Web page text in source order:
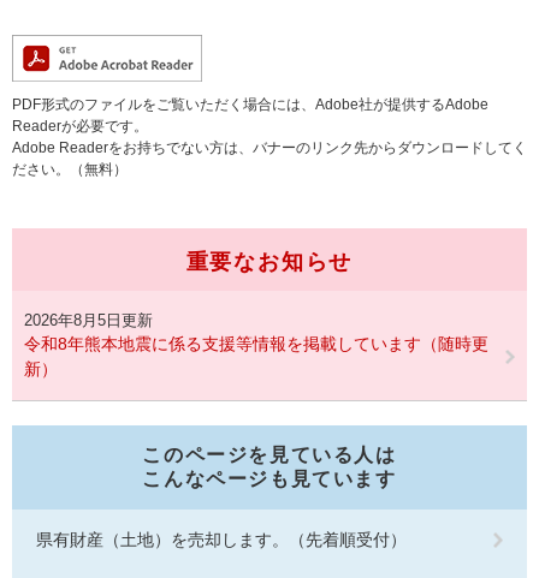
PDF形式のファイルをご覧いただく場合には、Adobe社が提供するAdobe
Readerが必要です。
Adobe Readerをお持ちでない方は、バナーのリンク先からダウンロードしてく
ださい。（無料）
重要なお知らせ
2026年8月5日更新
令和8年熊本地震に係る支援等情報を掲載しています（随時更
新）
このページを見ている人は
こんなページも見ています
県有財産（土地）を売却します。（先着順受付）